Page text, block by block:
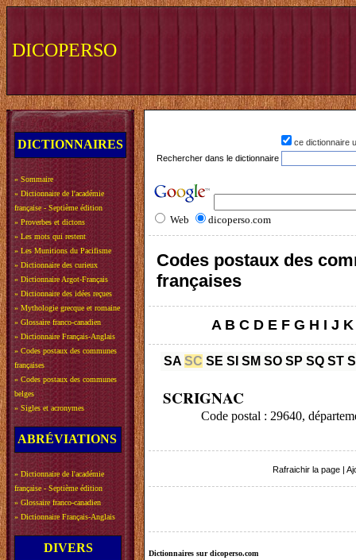
DICOPERSO
DICTIONNAIRES
» Sommaire
» Dictionnaire de l'académie
française - Septième édition
» Proverbes et dictons
» Les mots qui restent
» Les Munitions du Pacifisme
» Dictionnaire des curieux
» Dictionnaire Argot-Français
» Dictionnaire des idées reçues
» Mythologie grecque et romaine
» Glossaire franco-canadien
» Dictionnaire Français-Anglais
» Codes postaux des communes
françaises
» Codes postaux des communes
belges
» Sigles et acronymes
ABRÉVIATIONS
» Dictionnaire de l'académie
française - Septième édition
» Glossaire franco-canadien
» Dictionnaire Français-Anglais
DIVERS
ce dictionnaire
Rechercher dans le dictionnaire
Web dicoperso.com
Codes postaux des
françaises
A B C D E F G H I J K
SA SC SE SI SM SO SP SQ ST
SCRIGNAC
Code postal : 29640,
Rafraichir la page
Dictionnaires sur dicoperso.com